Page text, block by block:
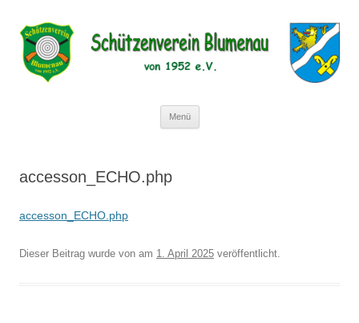
Schützenverein Blumenau von 1952
e.V.
Menü
accesson_ECHO.php
accesson_ECHO.php
Dieser Beitrag wurde von am 1. April 2025 veröffentlicht.